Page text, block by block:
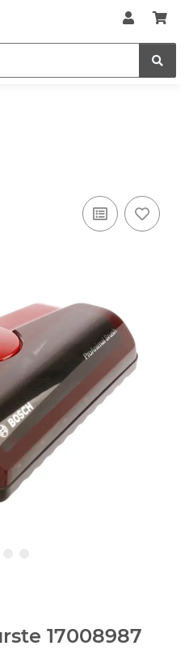
17008987